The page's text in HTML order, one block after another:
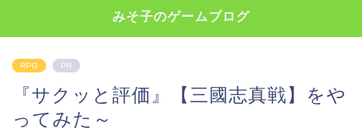
みそ子のゲームブログ
RPG PR
『サクッと評価』【三國志真戦】をや
ってみた～